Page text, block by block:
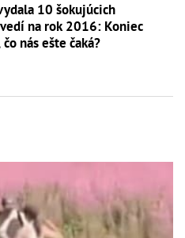
10 šokujúcich
na rok 2016: Koniec
nás ešte čaká?